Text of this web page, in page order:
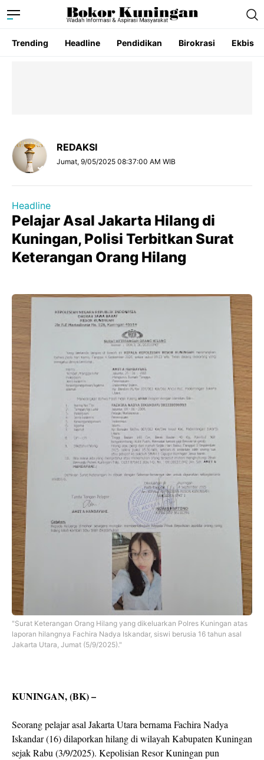
Trending Headline Pendidikan Birokrasi Ekbis
REDAKSI
Jumat, 9/05/2025 08:37:00 AM WIB
Headline
Pelajar Asal Jakarta Hilang di
Kuningan, Polisi Terbitkan Surat
Keterangan Orang Hilang
"Surat Keterangan Orang Hilang yang dikeluarkan Polres Kuningan atas
laporan hilangnya Fachira Nadya Iskandar, siswi berusia 16 tahun asal
Jakarta Utara, Jumat (5/9/2025)."
KUNINGAN, (BK) –
Seorang pelajar asal Jakarta Utara bernama Fachira Nadya
Iskandar (16) dilaporkan hilang di wilayah Kabupaten Kuningan
sejak Rabu (3/9/2025). Kepolisian Resor Kuningan pun